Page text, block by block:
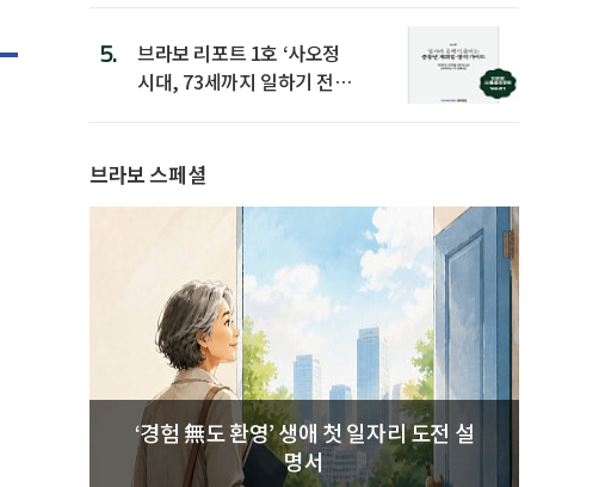
5.
브라보 리포트 1호 ‘사오정
시대, 73세까지 일하기 전략’
브라보 스페셜
‘경험 無도 환영’ 생애 첫 일자리 도전 설
명서